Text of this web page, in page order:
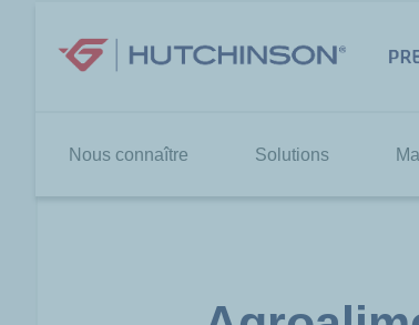
contenu
Nous connaître Solutions